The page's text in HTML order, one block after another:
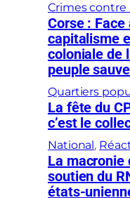
Crimes contre
Corse :
capitalisme
coloniale de
peuple
Quartiers
La fête du
c’est le
National ,
La macronie
soutien du
états-